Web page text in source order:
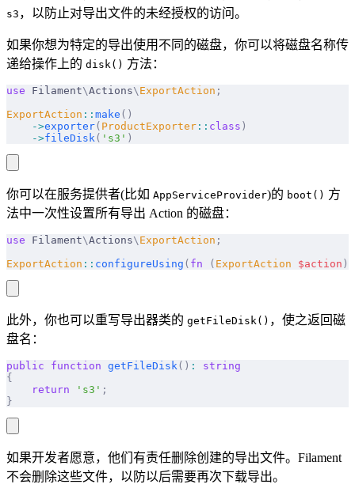
s3 ，以防止对导出文件的未经授权的访问。
如果你想为特定的导出使用不同的磁盘，你可以将磁盘名称传
递给操作上的 disk() 方法：
use Filament\Actions\ ExportAction ;
ExportAction :: make ()
    ->
exporter( ProductExporter :: class )
    ->
fileDisk ( 's3' )
你可以在服务提供者(比如 AppServiceProvider)的 boot() 方
法中一次性设置所有导出 Action 的磁盘：
use Filament\Actions\ ExportAction ;
ExportAction :: configureUsing ( fn ( ExportAction $action )
此外，你也可以重写导出器类的 getFileDisk() ，使之返回磁
盘名：
public function getFileDisk () :
string
{
    return
's3' ;
}
如果开发者愿意，他们有责任删除创建的导出文件。Filament
不会删除这些文件，以防以后需要再次下载导出。